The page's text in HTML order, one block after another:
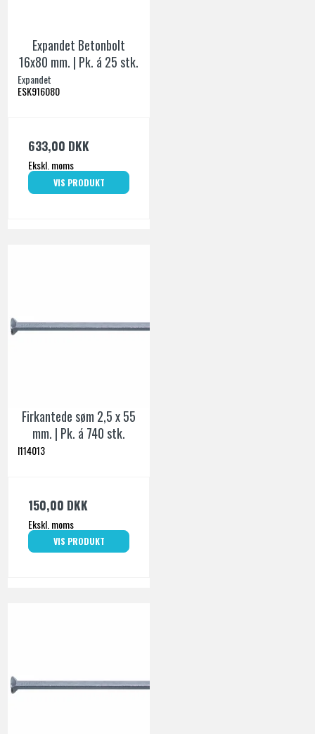
Expandet Betonbolt
16x80 mm. | Pk. á 25 stk.
Expandet
ESK916080
633,00 DKK
Ekskl. moms
VIS PRODUKT
Firkantede søm 2,5 x 55
mm. | Pk. á 740 stk.
I114013
150,00 DKK
Ekskl. moms
VIS PRODUKT